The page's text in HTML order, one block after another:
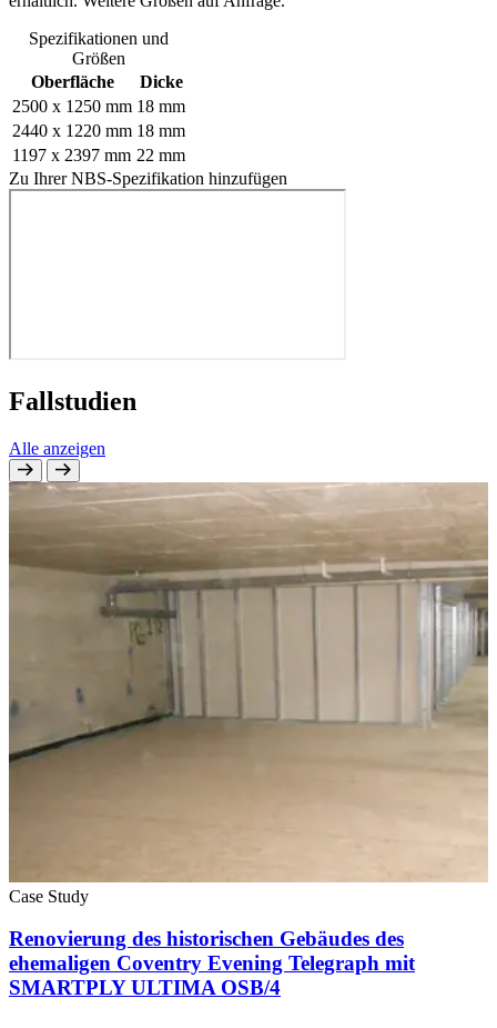
Spezifikationen und
Größen
Oberfläche
Dicke
2500 x 1250 mm 18 mm
2440 x 1220 mm 18 mm
1197 x 2397 mm 22 mm
Zu Ihrer NBS-Spezifikation hinzufügen
Fallstudien
Alle anzeigen
Case Study
Renovierung des historischen Gebäudes des
ehemaligen Coventry Evening Telegraph mit
SMARTPLY ULTIMA OSB/4